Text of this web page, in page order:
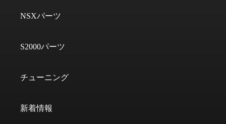
NSXパーツ
S2000パーツ
チューニング
新着情報